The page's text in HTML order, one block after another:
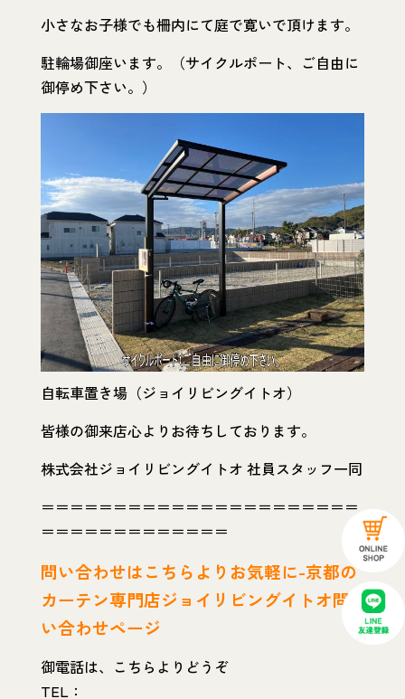
小さなお子様でも柵内にて庭で寛いで頂けます。
駐輪場御座います。（サイクルポート、ご自由に
御停め下さい。）
自転車置き場（ジョイリビングイトオ）
皆様の御来店心よりお待ちしております。
株式会社ジョイリビングイトオ 社員スタッフ一同
＝＝＝＝＝＝＝＝＝＝＝＝＝＝＝＝＝＝＝＝＝＝
＝＝＝＝＝＝＝＝＝＝＝＝＝
問い合わせはこちらよりお気軽に-京都の
カーテン専門店ジョイリビングイトオ問
い合わせページ
御電話は、こちらよりどうぞ
TEL：